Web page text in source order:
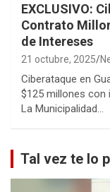
EXCLUSIVO:
Contrato
de Intereses
21 octubre, 2025
Ciberataque en
$125 millones con
La Municipalidad…
Tal vez te lo